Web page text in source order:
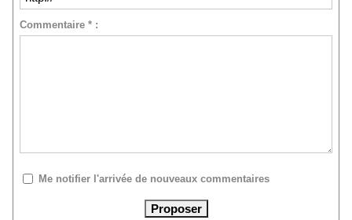
Commentaire * :
Me notifier l'arrivée de nouveaux commentaires